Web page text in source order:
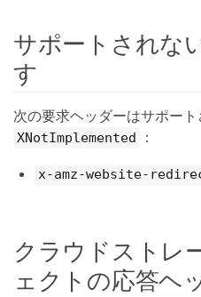
サポートされな
す
次の要求ヘッダーはサポー
XNotImplemented ：
x-amz-website-
クラウドストレ
ェクトの応答ヘ